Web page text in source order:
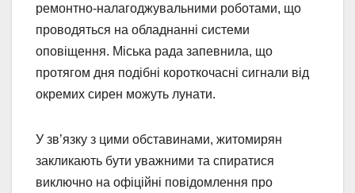
ремонтно-налагоджувальними роботами, що
проводяться на обладнанні системи
оповіщення. Міська рада запевнила, що
протягом дня подібні короткочасні сигнали від
окремих сирен можуть лунати.
У зв’язку з цими обставинами, житомирян
закликають бути уважними та спиратися
виключно на офіційні повідомлення про